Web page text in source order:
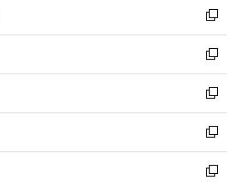
ド
ウ
で
開
く
ィ
ン
ド
ウ
で
開
く
い
ウ
ィ
ン
ド
ウ
で
開
く
新
し
い
ウ
ィ
ン
ド
ウ
で
新
し
い
ウ
ィ
ン
ド
新
し
い
ウ
ィ
新
し
い
新